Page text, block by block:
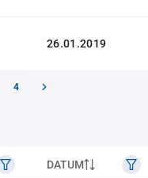
26.01.2019
4
DATUM